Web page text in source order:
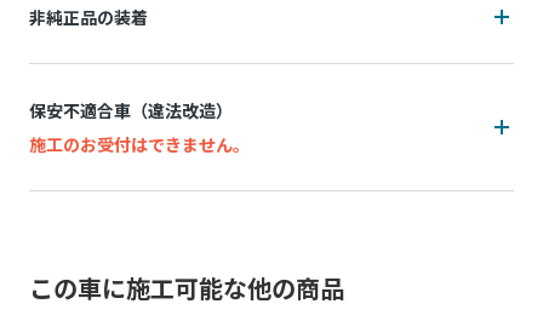
算となります。
ら対応致しますので、納期が通常以上になる場合がございま
脱着により装着部品が機能しなくなる、部品が劣化等で壊れ
てしまう可能性があります。標準施工以外の装着品の脱着な
非純正品の装着
追加費用(工賃・部品代)が発生する可能性がございます。
ないためです。
保安不適合車（違法改造）
施工のお受付はできません。
例：灯火類・シート・窓ガラス・ドアミラー・スポイラーなど
この車に施工可能な他の商品